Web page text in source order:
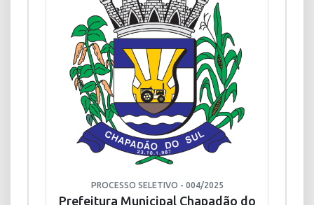
PROCESSO SELETIVO - 004/2025
Prefeitura Municipal Chapadão do